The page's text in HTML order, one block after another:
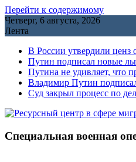
Перейти к содержимому
Четверг, 6 августа, 2026
Лента
В России утвердили ценз
Путин подписал новые
Путина не удивляет, что
Владимир Путин
Cуд закрыл процесс по
Специальная военная